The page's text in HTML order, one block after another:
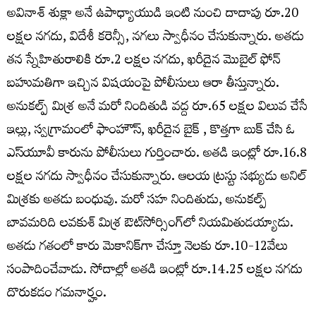
అవినాశ్‌ శుక్లా అనే ఉపాధ్యాయుడి ఇంటి నుంచి దాదాపు రూ.20
లక్షల నగదు, విదేశీ కరెన్సీ, నగలు స్వాధీనం చేసుకున్నారు. అతడు
తన స్నేహితురాలికి రూ.2 లక్షల నగదు, ఖరీదైన మొబైల్‌ ఫోన్‌
బహుమతిగా ఇచ్చిన విషయంపై పోలీసులు ఆరా తీస్తున్నారు.
అనుకల్ప్‌ మిశ్ర అనే మరో నిందితుడి వద్ద రూ.65 లక్షల విలువ చేసే
ఇల్లు, స్వగ్రామంలో ఫాంహౌస్, ఖరీదైన బైక్‌ , కొత్తగా బుక్ చేసి ఓ
ఎస్‌యూవీ కారును పోలీసులు గుర్తించారు. అతడి ఇంట్లో రూ.16.8
లక్షల నగదు స్వాధీనం చేసుకున్నారు. ఆలయ ట్రస్టు సభ్యుడు అనిల్‌
మిశ్రకు అతడు బంధువు. మరో సహ నిందితుడు, అనుకల్ప్‌
బావమరిది లవకుశ్‌ మిశ్ర ఔట్‌సోర్సింగ్‌లో నియమితుడయ్యాడు.
అతడు గతంలో కారు మెకానిక్‌గా చేస్తూ నెలకు రూ.10-12వేలు
సంపాదించేవాడు. సోదాల్లో అతడి ఇంట్లో రూ.14.25 లక్షల నగదు
దొరుకడం గమనార్హం.